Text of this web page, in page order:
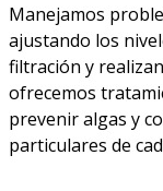
Manejamos
ajustando los
filtración y
ofrecemos
prevenir algas y
particulares de